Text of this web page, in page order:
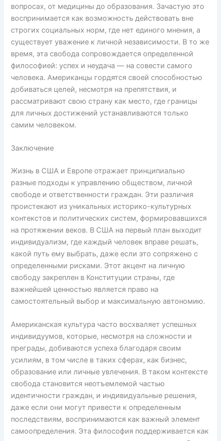
вопросах, от медицины до образования. Зачастую это
воспринимается как возможность действовать вне
строгих социальных норм, где нет единого мнения, а
существует уважение к личной независимости. В то же
время, эта свобода сопровождается определенной
философией: успех и неудача — на совести самого
человека. Американцы гордятся своей способностью
добиваться целей, несмотря на препятствия, и
рассматривают свою страну как место, где границы
для личных достижений устанавливаются только
самим человеком.
Заключение
Жизнь в США и Европе отражает принципиально
разные подходы к управлению обществом, личной
свободе и ответственности граждан. Эти различия
проистекают из уникальных историко-культурных
контекстов и политических систем, формировавшихся
на протяжении веков. В США на первый план выходит
индивидуализм, где каждый человек вправе решать,
какой путь ему выбрать, даже если это сопряжено с
определенными рисками. Этот акцент на личную
свободу закреплен в Конституции страны, где
важнейшей ценностью является право на
самостоятельный выбор и максимальную автономию.
Американская культура часто восхваляет успешных
индивидуумов, которые, несмотря на сложности и
преграды, добиваются успеха благодаря своим
усилиям, в том числе в таких сферах, как бизнес,
образование или личные увлечения. В таком контексте
свобода становится неотъемлемой частью
идентичности граждан, и индивидуальные решения,
даже если они могут привести к определенным
последствиям, воспринимаются как важный элемент
самоопределения. Эта философия поддерживается как